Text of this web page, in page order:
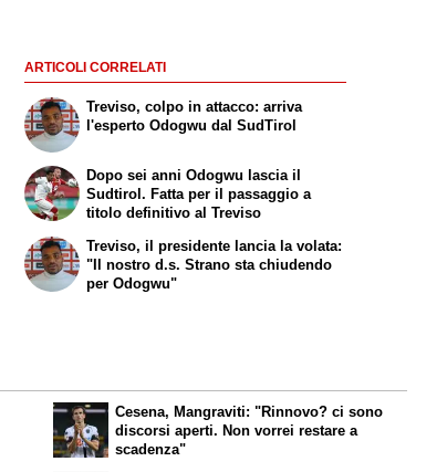
ARTICOLI CORRELATI
Treviso, colpo in attacco: arriva
l'esperto Odogwu dal SudTirol
Dopo sei anni Odogwu lascia il
Sudtirol. Fatta per il passaggio a
titolo definitivo al Treviso
Treviso, il presidente lancia la volata:
"Il nostro d.s. Strano sta chiudendo
per Odogwu"
Cesena, Mangraviti: "Rinnovo? ci sono
discorsi aperti. Non vorrei restare a
scadenza"